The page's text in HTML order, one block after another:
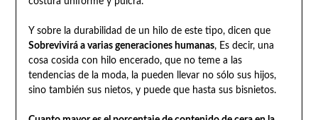
Y sobre la durabilidad de un hilo de este tipo, dicen que
Sobrevivirá a varias generaciones humanas, Es decir, una
cosa cosida con hilo encerado, que no teme a las
tendencias de la moda, la pueden llevar no sólo sus hijos,
sino también sus nietos, y puede que hasta sus bisnietos.